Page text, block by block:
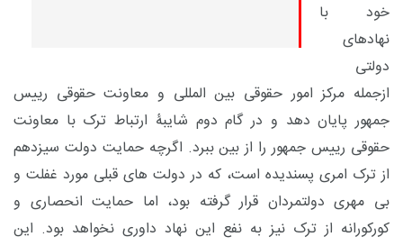
خود با
نهادهای
دولتی
ازجمله مرکز امور حقوقی بین المللی و معاونت حقوقی رییس
جمهور پایان دهد و در گام دوم شایبۀ ارتباط ترک با معاونت
حقوقی رییس جمهور را از بین ببرد. اگرچه حمایت دولت سیزدهم
از ترک امری پسندیده است، که در دولت های قبلی مورد غفلت و
بی مهری دولتمردان قرار گرفته بود، اما حمایت انحصاری و
کورکورانه از ترک نیز به نفع این نهاد داوری نخواهد بود. این